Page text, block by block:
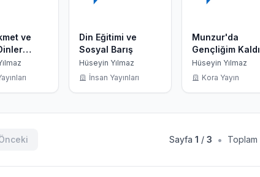
ve
Din Eğitimi ve
Sosyal Barış
Hüseyin Yılmaz
İnsan Yayınları
Munzur'da
Gençliğim Kaldı
Hüseyin Yılmaz
Kora Yayın
Sayfa 1 / 3 • Toplam